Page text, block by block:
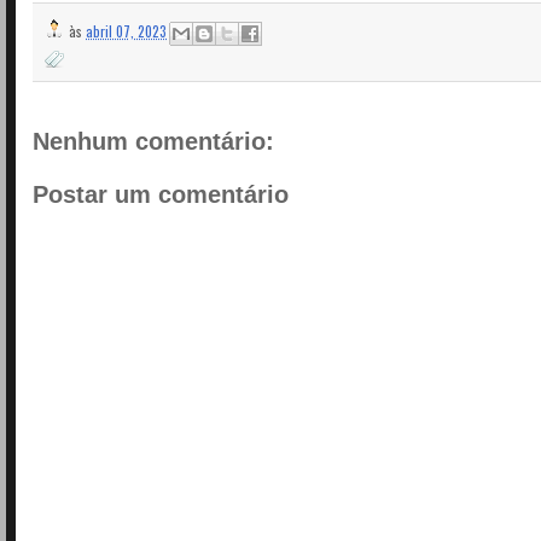
às abril 07, 2023
Nenhum comentário:
Postar um comentário